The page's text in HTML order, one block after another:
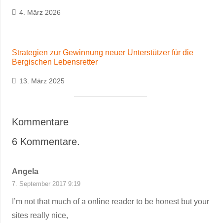
4. März 2026
Strategien zur Gewinnung neuer Unterstützer für die
Bergischen Lebensretter
13. März 2025
Kommentare
6 Kommentare.
Angela
7. September 2017 9:19
І’m not that much of a online reader to be honest but your
sites really nice,